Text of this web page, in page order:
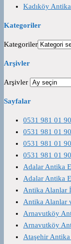
Kadıköy
Kategoriler
Kategoriler
Arşivler
Arşivler
Sayfalar
0531 981 01
0531 981 01
0531 981 01
0531 981 01
Adalar Antika
Adalar Antika
Antika Alanlar
Antika Alanlar
Arnavutköy
Arnavutköy
Ataşehir